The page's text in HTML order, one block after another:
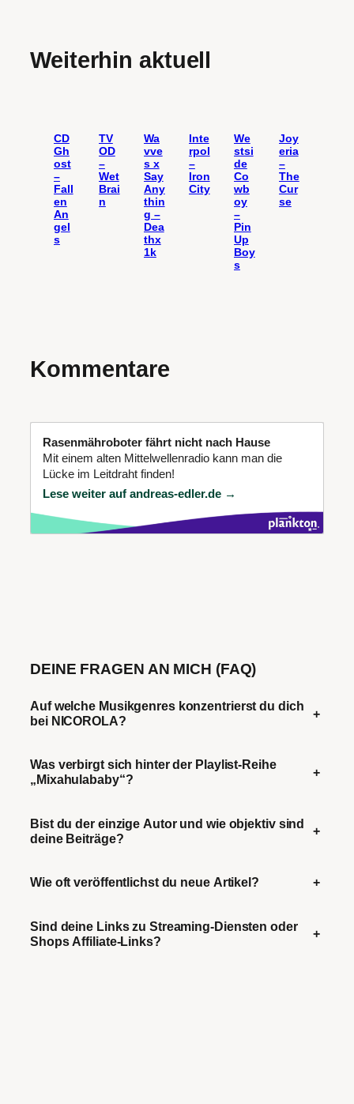
Weiterhin aktuell
CD
Gh
ost
–
Fall
en
An
gel
s
TV
OD
–
Wet
Brai
n
Wa
vve
s x
Say
Any
thin
g –
Dea
thx
1k
Inte
rpol
–
Iron
City
We
stsi
de
Co
wb
oy
–
Pin
Up
Boy
s
Joy
eria
–
The
Cur
se
Kommentare
Rasenmähroboter fährt nicht nach Hause
Mit einem alten Mittelwellenradio kann man die
Lücke im Leitdraht finden!
Lese weiter auf andreas-edler.de →
DEINE FRAGEN AN MICH (FAQ)
Auf welche Musikgenres konzentrierst du dich
bei NICOROLA?
+
Was verbirgt sich hinter der Playlist-Reihe
„Mixahulababy“?
+
Bist du der einzige Autor und wie objektiv sind
deine Beiträge?
+
Wie oft veröffentlichst du neue Artikel? +
Sind deine Links zu Streaming-Diensten oder
Shops Affiliate-Links?
+